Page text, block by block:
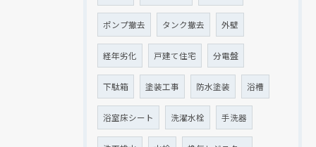
ポンプ撤去 タンク撤去 外壁
経年劣化 戸建て住宅 分電盤
下駄箱 塗装工事 防水塗装 浴槽
浴室床シート 洗濯水栓 手洗器